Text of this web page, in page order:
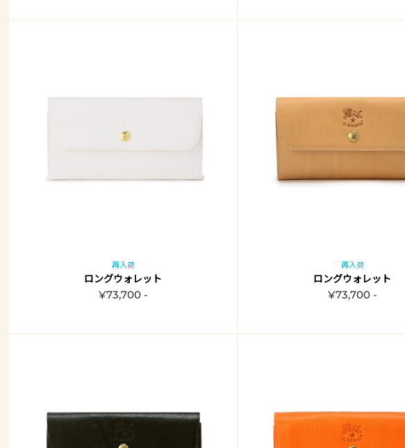
再入荷
ロングウォレット
¥73,700 -
再入荷
ロングウォレット
¥73,700 -